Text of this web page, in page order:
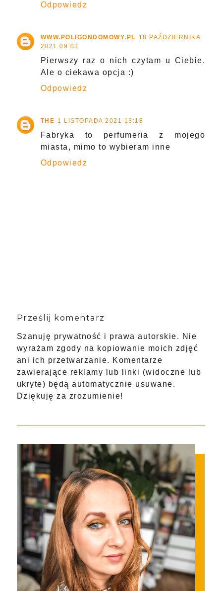
Odpowiedz
WWW.POLIGONDOMOWY.PL
18 PAŹDZIERNIKA
2021 09:03
Pierwszy raz o nich czytam u Ciebie.
Ale o ciekawa opcja :)
Odpowiedz
THE 1 LISTOPADA 2021 13:18
Fabryka to perfumeria z mojego
miasta, mimo to wybieram inne
Odpowiedz
Prześlij komentarz
Szanuję prywatność i prawa autorskie. Nie
wyrażam zgody na kopiowanie moich zdjęć
ani ich przetwarzanie. Komentarze
zawierające reklamy lub linki (widoczne lub
ukryte) będą automatycznie usuwane.
Dziękuję za zrozumienie!